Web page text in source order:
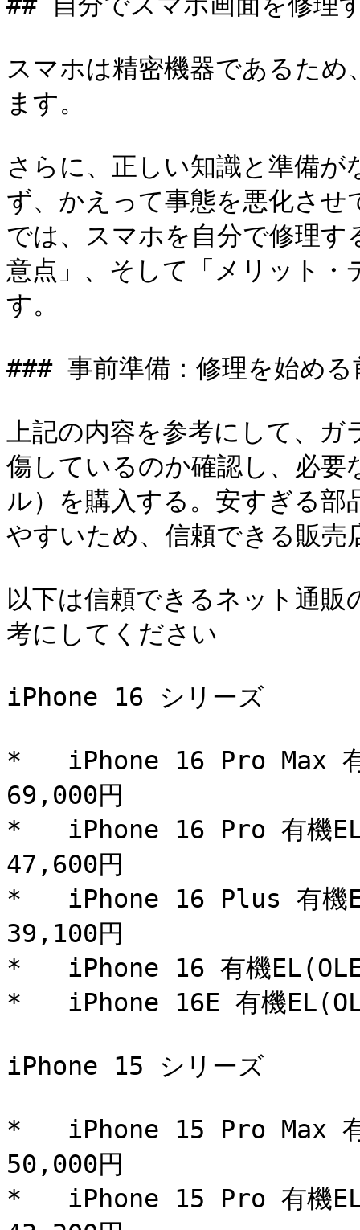
スマホは精密機器であるた
ます。
さらに、正しい知識と準備
ず、かえって事態を悪化さ
では、スマホを自分で修理す
意点」、そして「メリット
す。
### 事前準備：修理を始め
上記の内容を参考にして、
傷しているのか確認し、必
ル）を購入する。安すぎる
やすいため、信頼できる販売
以下は信頼できるネット通
考にしてください
iPhone 16 シリーズ
*   iPhone 16 Pro Max 有
69,000円
*   iPhone 16 Pro 有機
47,600円
*   iPhone 16 Plus 有機
39,100円
*   iPhone 16 有機
*   iPhone 16E 有機
iPhone 15 シリーズ
*   iPhone 15 Pro Max 有
50,000円
*   iPhone 15 Pro 有機